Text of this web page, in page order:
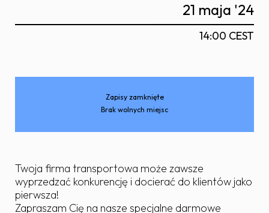
21 maja '24
14:00 CEST
Twoja firma transportowa może zawsze
wyprzedzać konkurencję i docierać do klientów jako
pierwsza!
Zapraszam Cię na nasze specjalne darmowe
Zapisy zamknięte
Brak wolnych miejsc